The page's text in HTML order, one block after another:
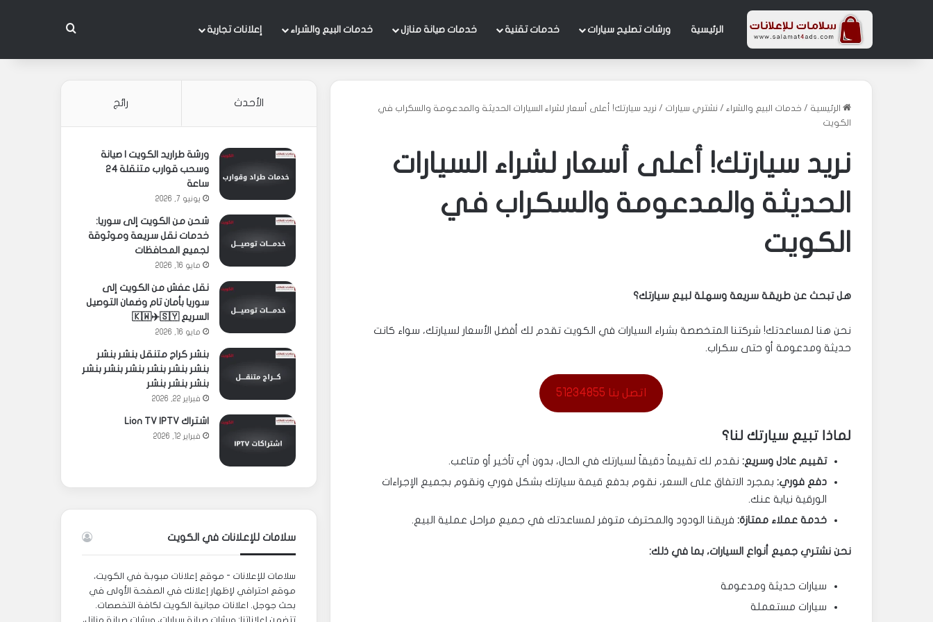
الرئيسية ورشات تصليح سيارات خدمات تقنية خدمات صيانة منازل خدمات البيع والشراء إعلانات تجارية بحث عن
الرئيسية / خدمات البيع والشراء / نشتري سيارات / نريد سيارتك! أعلى أسعار لشراء السيارات الحديثة والمدعومة والسكراب في
الكويت
نريد سيارتك! أعلى أسعار لشراء السيارات
الحديثة والمدعومة والسكراب في
الكويت
هل تبحث عن طريقة سريعة وسهلة لبيع سيارتك؟
نحن هنا لمساعدتك! شركتنا المتخصصة بشراء السيارات في الكويت تقدم لك أفضل الأسعار لسيارتك، سواء كانت
حديثة ومدعومة أو حتى سكراب.
اتصل بنا 51234855
لماذا تبيع سيارتك لنا؟
تقييم عادل وسريع: نقدم لك تقييماً دقيقاً لسيارتك في الحال، بدون أي تأخير أو متاعب.
دفع فوري: بمجرد الاتفاق على السعر، نقوم بدفع قيمة سيارتك بشكل فوري ونقوم بجميع الإجراءات
الورقية نيابة عنك.
خدمة عملاء ممتازة: فريقنا الودود والمحترف متوفر لمساعدتك في جميع مراحل عملية البيع.
نحن نشتري جميع أنواع السيارات، بما في ذلك:
سيارات حديثة ومدعومة
سيارات مستعملة
الأحدث رائج
ورشة طراريد الكويت | صيانة
وسحب قوارب متنقلة 24
ساعة
يونيو 7, 2026
شحن من الكويت إلى سوريا:
خدمات نقل سريعة وموثوقة
لجميع المحافظات
مايو 16, 2026
نقل عفش من الكويت إلى
سوريا بأمان تام وضمان التوصيل
السريع 🇰🇼✈️🇸🇾
مايو 16, 2026
بنشر كراج متنقل بنشر بنشر
بنشر بنشر بنشر بنشر بنشر بنشر
بنشر بنشر بنشر
فبراير 22, 2026
اشتراك Lion TV IPTV
فبراير 12, 2026
سلامات للإعلانات في الكويت
سلامات للإعلانات - موقع إعلانات مبوبة في الكويت،
موقع احترافي لإظهار إعلانك في الصفحة الأولى في
بحث جوجل. اعلانات مجانية الكويت لكافة التخصصات.
تتضمن إعلاناتنا: ورشات صيانة سيارات، ورشات صيانة منازل،